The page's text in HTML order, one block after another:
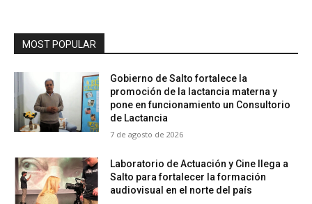
MOST POPULAR
Gobierno de Salto fortalece la
promoción de la lactancia materna y
pone en funcionamiento un Consultorio
de Lactancia
7 de agosto de 2026
Laboratorio de Actuación y Cine llega a
Salto para fortalecer la formación
audiovisual en el norte del país